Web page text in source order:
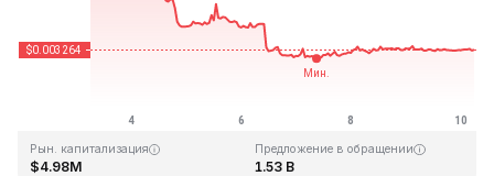
Рын. капитализация
$4.98M
Предложение в обращении
1.53 B